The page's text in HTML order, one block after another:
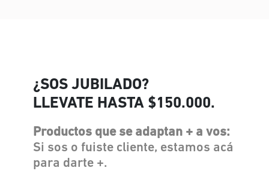
¿SOS JUBILADO?
LLEVATE HASTA $150.000.
Productos que se adaptan + a vos:
Si sos o fuiste cliente, estamos acá
para darte +.